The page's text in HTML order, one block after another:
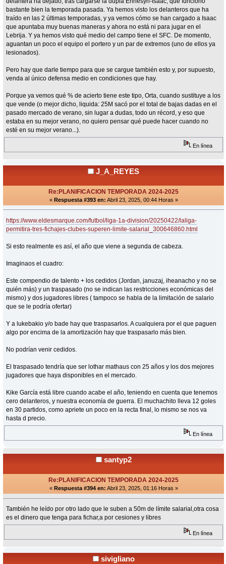
bastante bien la temporada pasada. Ya hemos visto los delanteros que ha
traído en las 2 últimas temporadas, y ya vemos cómo se han cargado a Isaac
que apuntaba muy buenas maneras y ahora no está ni para jugar en el
Lebrija. Y ya hemos visto qué medio del campo tiene el SFC. De momento,
aguantan un poco el equipo el portero y un par de extremos (uno de ellos ya
lesionados).
Pero hay que darle tiempo para que se cargue también esto y, por supuesto,
venda al único defensa medio en condiciones que hay.
Porque ya vemos qué % de acierto tiene este tipo, Orta, cuando sustituye a los
que vende (o mejor dicho, liquida: 25M sacó por el total de bajas dadas en el
pasado mercado de verano, sin lugar a dudas, todo un récord, y eso que
estaba en su mejor verano, no quiero pensar qué puede hacer cuando no
esté en su mejor verano...).
En línea
J_A_REYES
Re:PLANIFICACION TEMPORADA 2024-2025
« Respuesta #393 en: Abril 23, 2025, 00:44 Horas »
https://www.eldesmarque.com/futbol/liga-1a-division/20250422/laliga-
permitira-tres-fichajes-clubes-superen-limite-salarial_300646860.html
Si esto realmente es así, el año que viene a segunda de cabeza.
Imaginaos el cuadro:
Este compendio de talento + los cedidos (Jordan, januzaj, iheanacho y no se
quién más) y un traspasado (no se indican las restricciones económicas del
mismo) y dos jugadores libres ( tampoco se habla de la limitación de salario
que se le podría ofertar)
Y a lukebakio y/o bade hay que traspasarlos. A cualquiera por el que paguen
algo por encima de la amortización hay que traspasarlo más bien.
No podrían venir cedidos.
El traspasado tendría que ser lothar mathaus con 25 años y los dos mejores
jugadores que haya disponibles en el mercado.
Kike García está libre cuando acabe el año, teniendo en cuenta que tenemos
cero delanteros, y nuestra economía de guerra. El muchachito lleva 12 goles
en 30 partidos, como apriete un poco en la recta final, lo mismo se nos va
hasta d precio.
En línea
santyp2
Re:PLANIFICACION TEMPORADA 2024-2025
« Respuesta #394 en: Abril 23, 2025, 01:16 Horas »
También he leído por otro lado que le suben a 50m de límite salarial,otra cosa
es el dinero que tenga para fichar,a por cesiones y libres
En línea
sivigliano